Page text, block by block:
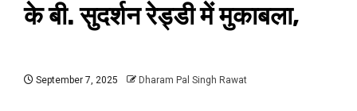
के बी. सुदर्शन रेड्डी में मुकाबला,
September 7, 2025 Dharam Pal Singh Rawat